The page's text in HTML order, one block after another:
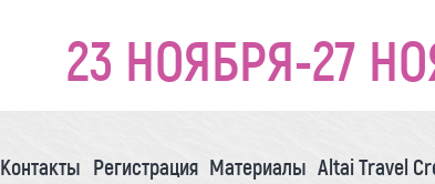
23 НОЯБРЯ-27
Контакты Регистрация Материалы Altai Travel